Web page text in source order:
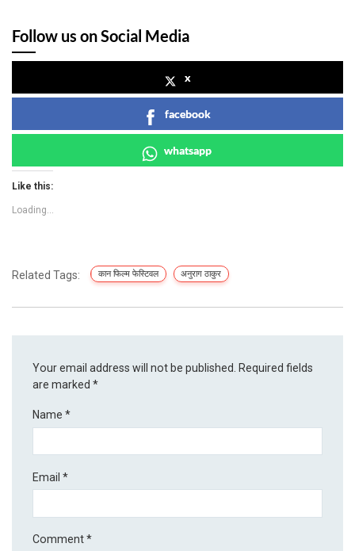
Follow us on Social Media
x
facebook
whatsapp
Like this:
Loading...
Related Tags: कान फिल्म फेस्टिवल अनुराग ठाकुर
Your email address will not be published.
Required fields
are marked*
Name*
Email*
Comment*